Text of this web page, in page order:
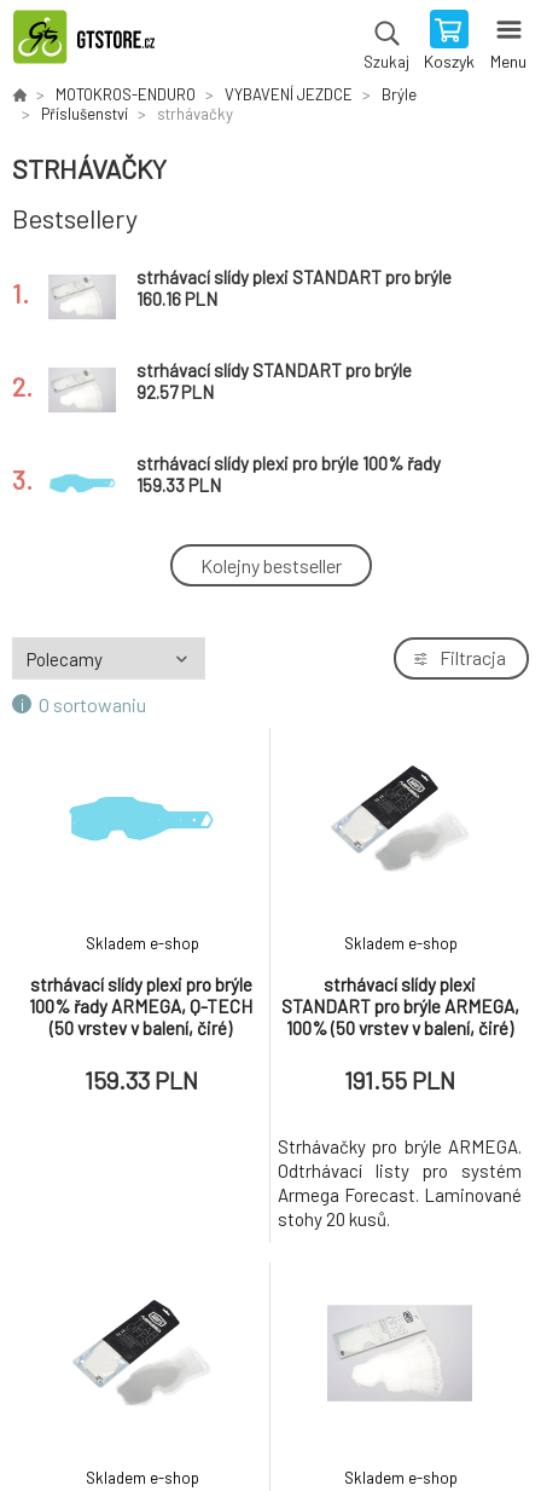
Szukaj Koszyk Menu
MOTOKROS-ENDURO VYBAVENÍ JEZDCE
Brýle
Příslušenství
strhávačky
STRHÁVAČKY
Bestsellery
1.
strhávací slídy plexi STANDART pro brýle
RACECRAFT/ACCURI/STRATA, 100% (50
160.16 PLN
2.
strhávací slídy STANDART pro brýle
ACCURI/STRATA JUNIOR, 100% (20 vrstev v
92.57 PLN
3.
strhávací slídy plexi pro brýle 100% řady
RACECRAFT/ACCURI/STRATA dospělé, Q-
159.33 PLN
strhávací slídy plexi STANDART pro brýle
ARMEGA, 100% (20 vrstev v balení, čiré)
110.52 PLN
5.
strhávací slídy plexi STANDART pro brýle
ARMEGA, 100% (50 vrstev v balení, čiré)
ARMEGA, Q-TECH (50 vrstev v balení, čiré)
Kolejny bestseller
O sortowaniu
Filtracja
strhávací slídy plexi pro brýle
100% řady ARMEGA, Q-TECH
(50 vrstev v balení, čiré)
Skladem e-shop
159.33 PLN
strhávací slídy plexi
STANDART pro brýle ARMEGA,
100% (50 vrstev v balení, čiré)
Skladem e-shop
191.55 PLN
Strhávačky pro brýle ARMEGA.
Odtrhávací listy pro systém
Armega Forecast. Laminované
stohy 20 kusů.
Skladem e-shop Skladem e-shop